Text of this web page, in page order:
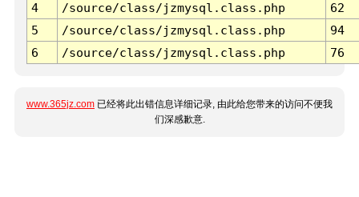
4
/source/class/jzmysql.class.php
62
5
/source/class/jzmysql.class.php
94
6
/source/class/jzmysql.class.php 76
www.365jz.com 已经将此出错信息详细记录, 由此给您带来的访问不便我
们深感歉意.